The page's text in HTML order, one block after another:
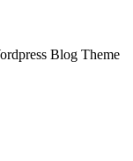
Blog Theme